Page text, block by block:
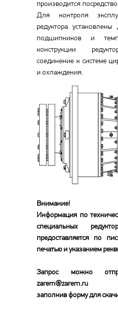
Внимание!
Информация по
специальных
предоставляется по
печатью и указанием
Запрос можно
zarem@zarem.ru
заполнив форму для
производится
Для контроля
редуктора установлены
подшипников и
конструкции
соединение к системе
и охлаждения.